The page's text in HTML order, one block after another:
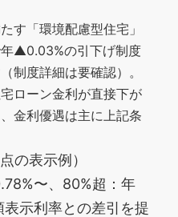
す「環境配慮型住宅」
▲0.03%の引下げ制度
制度詳細は要確認）。
ローン金利が直接下が
金利優遇は主に上記条
の表示例）
〜、80%超：年
示利率との差引を提